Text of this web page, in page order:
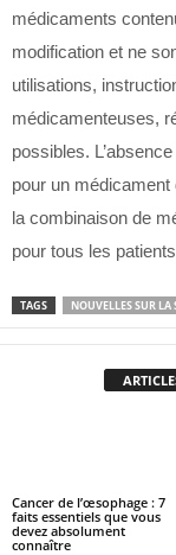
médicaments
modification et ne
utilisations,
médicamenteuses,
possibles.
pour un médicament
la combinaison de
pour tous les
TAGS NOUVELLES SUR LA
Cancer de l’œsophage : 7
faits essentiels que vous
devez absolument
connaître